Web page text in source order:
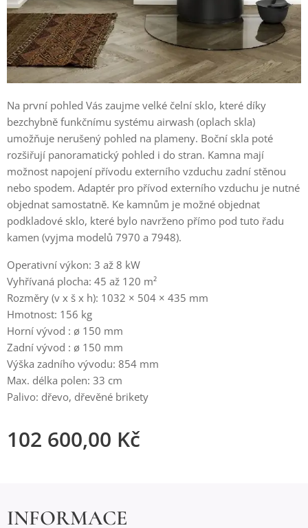
Na první pohled Vás zaujme velké čelní sklo, které díky
bezchybně funkčnímu systému airwash (oplach skla)
umožňuje nerušený pohled na plameny. Boční skla poté
rozšiřují panoramatický pohled i do stran. Kamna mají
možnost napojení přívodu externího vzduchu zadní stěnou
nebo spodem. Adaptér pro přívod externího vzduchu je nutné
objednat samostatně. Ke kamnům je možné objednat
podkladové sklo, které bylo navrženo přímo pod tuto řadu
kamen (vyjma modelů 7970 a 7948).
Operativní výkon: 3 až 8 kW
Vyhřívaná plocha: 45 až 120 m²
Rozměry (v x š x h): 1032 × 504 × 435 mm
Hmotnost: 156 kg
Horní vývod : ø 150 mm
Zadní vývod : ø 150 mm
Výška zadního vývodu: 854 mm
Max. délka polen: 33 cm
Palivo: dřevo, dřevěné brikety
102 600,00 Kč
INFORMACE